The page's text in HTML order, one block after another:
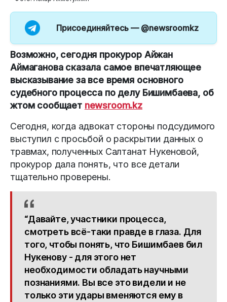
Присоединяйтесь — @newsroomkz
Возможно, сегодня прокурор Айжан
Аймаганова сказала самое впечатляющее
высказывание за все время основного
судебного процесса по делу Бишимбаева, об
жтом сообщает newsroom.kz
Сегодня, когда адвокат стороны подсудимого
выступил с просьбой о раскрытии данных о
травмах, полученных Салтанат Нукеновой,
прокурор дала понять, что все детали
тщательно проверены.
“Давайте, участники процесса,
смотреть всё-таки правде в глаза. Для
того, чтобы понять, что Бишимбаев бил
Нукенову - для этого нет
необходимости обладать научными
познаниями. Вы все это видели и не
только эти удары вменяются ему в